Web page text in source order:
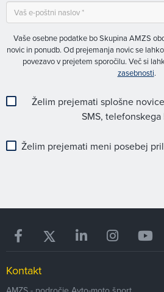
Vaše osebne podatke bo Skupina AMZS
novic in ponudb. Od prejemanja novic se
povezavo v prejetem sporočilu. Več si
zasebnosti.
Želim prejemati splošne
SMS, telefonskega
Želim prejemati meni posebej
Kontakt